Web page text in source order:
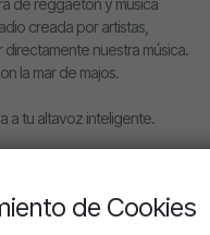
de reggaetón y música
creada por artistas,
nuestra música.
la mar de majos.
a tu altavoz inteligente.
de Cookies